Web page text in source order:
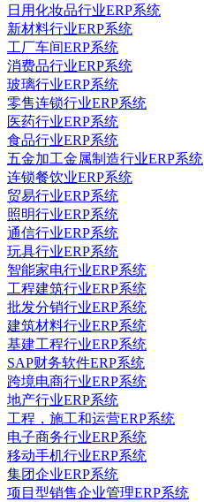
日用化妆品行业ERP系统
新材料行业ERP系统
工厂车间ERP系统
消费品行业ERP系统
玻璃行业ERP系统
零售连锁行业ERP系统
医药行业ERP系统
食品行业ERP系统
五金加工金属制造行业ERP系统
连锁餐饮业ERP系统
贸易行业ERP系统
照明行业ERP系统
通信行业ERP系统
玩具行业ERP系统
智能家电行业ERP系统
工程建筑行业ERP系统
批发分销行业ERP系统
建筑材料行业ERP系统
基建工程行业ERP系统
SAP财务软件ERP系统
跨境电商行业ERP系统
地产行业ERP系统
工程，施工和运营ERP系统
电子商务行业ERP系统
移动手机行业ERP系统
集团企业ERP系统
项目型销售企业管理ERP系统